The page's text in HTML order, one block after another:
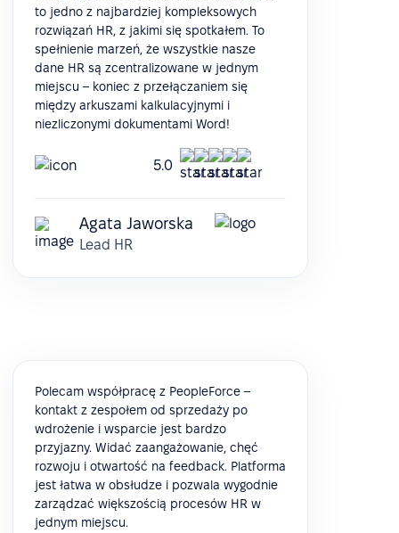
to jedno z najbardziej kompleksowych
rozwiązań HR, z jakimi się spotkałem. To
spełnienie marzeń, że wszystkie nasze
dane HR są zcentralizowane w jednym
miejscu – koniec z przełączaniem się
między arkuszami kalkulacyjnymi i
niezliczonymi dokumentami Word!
5.0
Agata Jaworska
Lead HR
Polecam współpracę z PeopleForce –
kontakt z zespołem od sprzedaży po
wdrożenie i wsparcie jest bardzo
przyjazny. Widać zaangażowanie, chęć
rozwoju i otwartość na feedback. Platforma
jest łatwa w obsłudze i pozwala wygodnie
zarządzać większością procesów HR w
jednym miejscu.